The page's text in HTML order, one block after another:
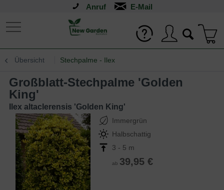
Anruf
Übersicht Stechpalme - Ilex
Großblatt-Stechpalme 'Golden
King'
Ilex altaclerensis 'Golden King'
Immergrün
Halbschattig
3 - 5 m
ab 39,95 €